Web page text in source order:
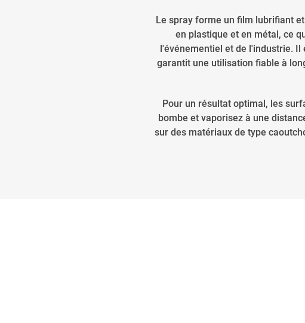
Le spray forme un film lubrifiant
en plastique et en métal, ce
l'événementiel et de l'industrie. Il
garantit une utilisation fiable à
Pour un résultat optimal, les
bombe et vaporisez à une
sur des matériaux de type